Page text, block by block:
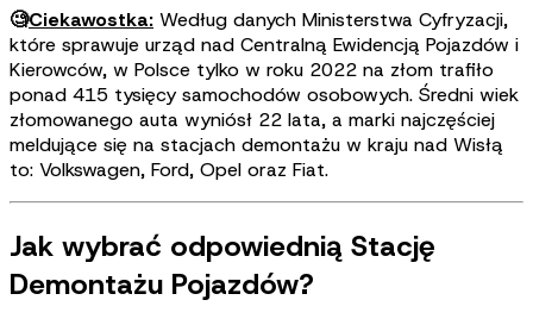
🧐Ciekawostka: Według danych Ministerstwa Cyfryzacji,
które sprawuje urząd nad Centralną Ewidencją Pojazdów i
Kierowców, w Polsce tylko w roku 2022 na złom trafiło
ponad 415 tysięcy samochodów osobowych. Średni wiek
złomowanego auta wyniósł 22 lata, a marki najczęściej
meldujące się na stacjach demontażu w kraju nad Wisłą
to: Volkswagen, Ford, Opel oraz Fiat.
Jak wybrać odpowiednią Stację
Demontażu Pojazdów?